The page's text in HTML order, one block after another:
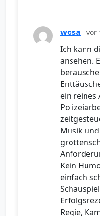
wosa vor
Ich kann
ansehen.
ein reines
Musik
Kein
einfach
Regie,